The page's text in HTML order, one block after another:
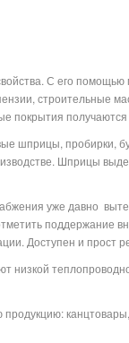
С его
строительные
покрытия
шприцы, пробирки,
Шприцы
уже давно
поддержание
Доступен и
низкой